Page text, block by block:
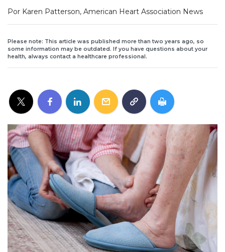
Por Karen Patterson, American Heart Association News
Please note: This article was published more than two years ago, so
some information may be outdated. If you have questions about your
health, always contact a healthcare professional.